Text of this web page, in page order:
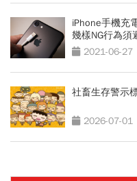
iPhone手機充
幾樣NG行為須
2021-06-27
社畜生存警示
2026-07-01